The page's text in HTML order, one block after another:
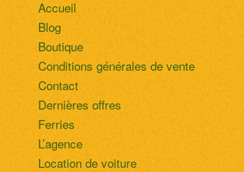
Accueil
Blog
Boutique
Conditions générales de vente
Contact
Dernières offres
Ferries
L’agence
Location de voiture